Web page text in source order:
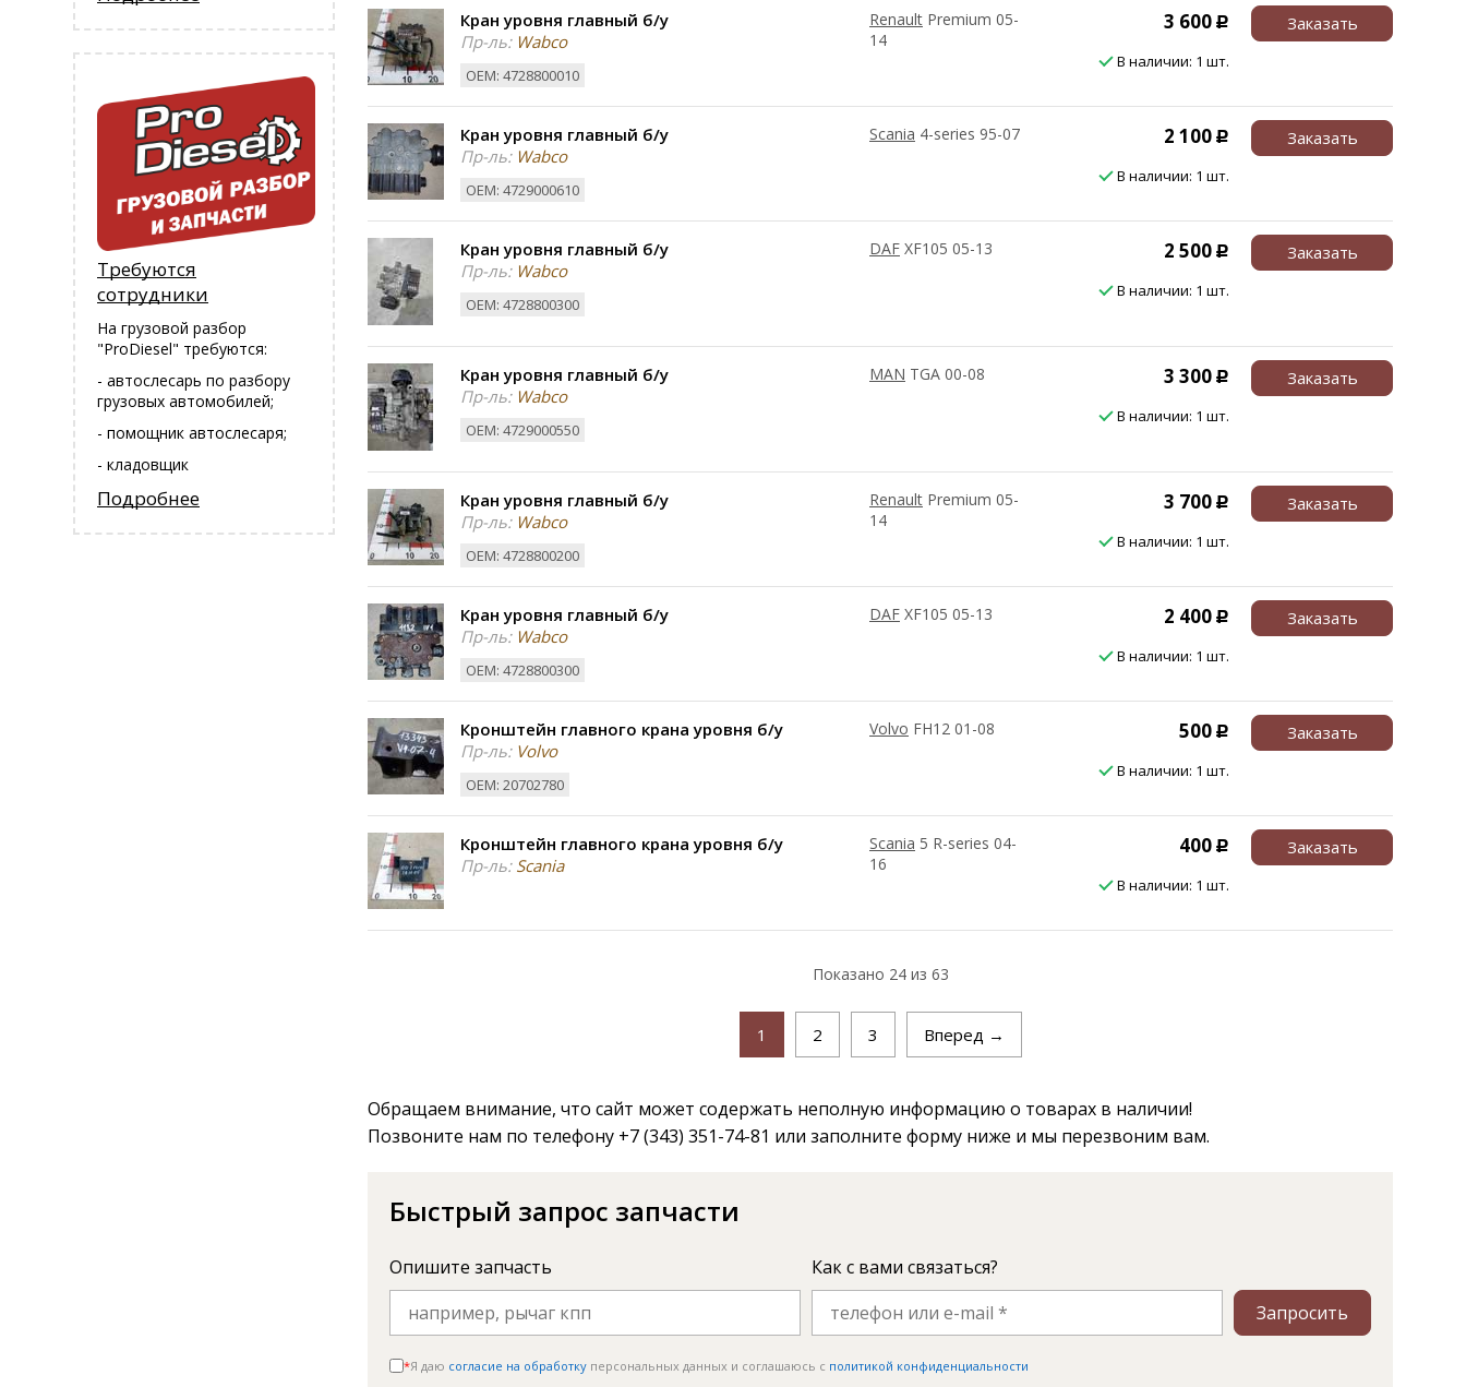
Требуются
сотрудники
На грузовой разбор
"ProDiesel" требуются:
- автослесарь по разбору
грузовых автомобилей;
- помощник автослесаря;
- кладовщик
Подробнее
Кран уровня главный б/у
Пр-ль:Wabco
ОЕМ: 4728800010
Renault Premium 05-
14
3 600 Р
В наличии: 1 шт.
Заказать
Кран уровня главный б/у
Пр-ль:Wabco
ОЕМ: 4729000610
Scania 4-series 95-07 2 100 Р
В наличии: 1 шт.
Заказать
Кран уровня главный б/у
Пр-ль:Wabco
ОЕМ: 4728800300
DAF XF105 05-13 2 500 Р
В наличии: 1 шт.
Заказать
Кран уровня главный б/у
Пр-ль:Wabco
ОЕМ: 4729000550
MAN TGA 00-08 3 300 Р
В наличии: 1 шт.
Заказать
Кран уровня главный б/у
Пр-ль:Wabco
ОЕМ: 4728800200
Renault Premium 05-
14
3 700 Р
В наличии: 1 шт.
Заказать
Кран уровня главный б/у
Пр-ль:Wabco
ОЕМ: 4728800300
DAF XF105 05-13 2 400 Р
В наличии: 1 шт.
Заказать
Кронштейн главного крана уровня б/у
Пр-ль:Volvo
ОЕМ: 20702780
Volvo FH12 01-08 500 Р
В наличии: 1 шт.
Заказать
Кронштейн главного крана уровня б/у
Пр-ль:Scania
Scania 5 R-series 04-
16
400 Р
В наличии: 1 шт.
Заказать
Показано 24из 63
1 2 3 Вперед →
Обращаем внимание, что сайт может содержать неполную информацию о товарах в наличии!
Позвоните нам по телефону +7 (343) 351-74-81 или заполните форму ниже и мы перезвоним вам.
Быстрый запрос запчасти
Опишите запчасть
Как с вами связаться?
Запросить
*Я даю согласие на обработку персональных данных и соглашаюсь c политикой конфиденциальности